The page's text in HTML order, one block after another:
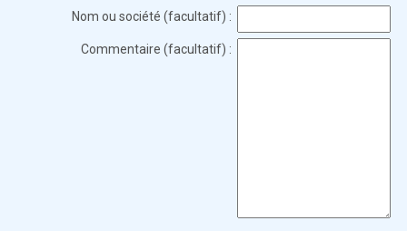
Nom ou société (facultatif) :
Commentaire (facultatif) :